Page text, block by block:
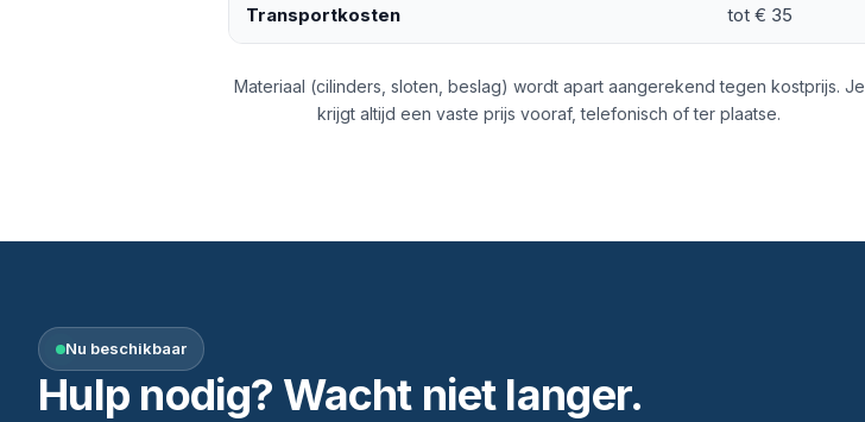
Transportkosten tot € 35
Materiaal (cilinders, sloten, beslag) wordt apart aangerekend tegen kostprijs. Je
krijgt altijd een vaste prijs vooraf, telefonisch of ter plaatse.
Nu beschikbaar
Hulp nodig? Wacht niet langer.